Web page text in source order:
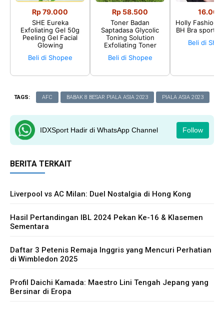
Rp 79.000
SHE Eureka
Exfoliating Gel 50g
Peeling Gel Facial
Glowing
Beli di Shopee
Rp 58.500
Toner Badan
Saptadasa Glycolic
Toning Solution
Exfoliating Toner
Beli di Shopee
16.002
Holly Fashion♛
BH Bra sport
Beli di
TAGS: AFC BABAK 8 BESAR PIALA ASIA 2023 PIALA ASIA 2023
IDXSport Hadir di WhatsApp Channel Follow
BERITA TERKAIT
Liverpool vs AC Milan: Duel Nostalgia di Hong Kong
Hasil Pertandingan IBL 2024 Pekan Ke-16 & Klasemen
Sementara
Daftar 3 Petenis Remaja Inggris yang Mencuri Perhatian
di Wimbledon 2025
Profil Daichi Kamada: Maestro Lini Tengah Jepang yang
Bersinar di Eropa